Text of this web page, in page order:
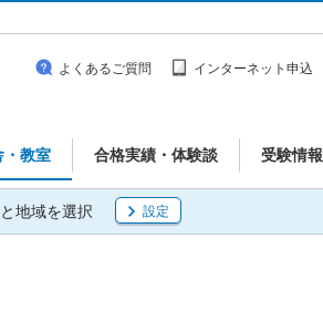
・教室 合格実績・体験談 受験情報
よくあるご質問 インターネット申込
地域を選択 設定